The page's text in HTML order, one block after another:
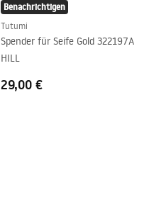
Benachrichtigen
Tutumi
Spender für Seife Gold 322197A
HILL
29,00 €